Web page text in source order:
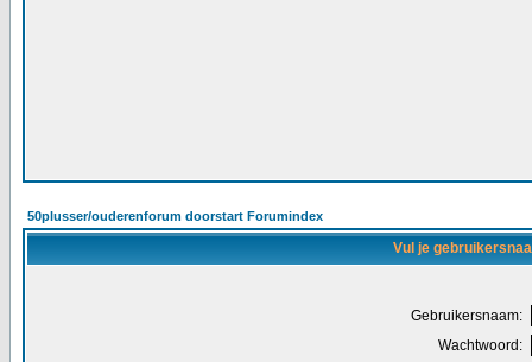
50plusser/ouderenforum doorstart Forumindex
Vul je
Gebruikersnaam:
Wachtwoord: